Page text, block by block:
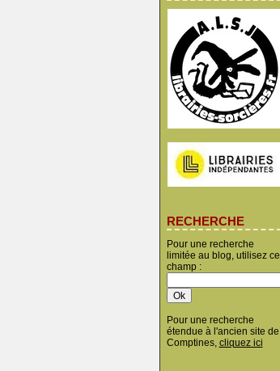
RECHERCHE
Pour une recherche
limitée au blog, utilisez ce
champ :
Pour une recherche
étendue à l'ancien site de
Comptines, cliquez ici